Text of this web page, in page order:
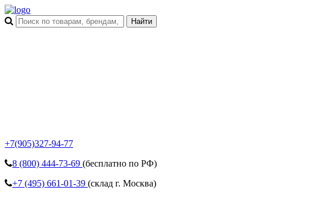
+7(905)327-94-77
8 (800) 444-73-69 (бесплатно по РФ)
+7 (495) 661-01-39 (склад г. Москва)